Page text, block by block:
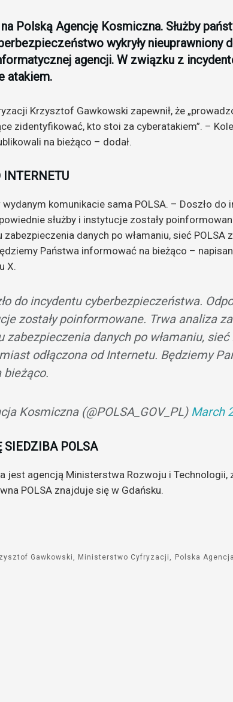
Polską Agencję Kosmiczna. Służby
wykryły nieuprawniony
agencji. W związku z
atakiem.
Krzysztof Gawkowski zapewnił, że
zidentyfikować, kto stoi za cyberatakiem”. –
na bieżąco – dodał.
INTERNETU
komunikacie sama POLSA. – Doszło do
służby i instytucje zostały
danych po włamaniu, sieć POLSA
Państwa informować na bieżąco –
X.
do incydentu cyberbezpieczeństwa.
zostały poinformowane. Trwa analiza
zabezpieczenia danych po włamaniu, sieć
odłączona od Internetu. Będziemy
bieżąco.
Kosmiczna (@POLSA_GOV_PL) March
SIEDZIBA POLSA
jest agencją Ministerstwa Rozwoju i Technologii,
POLSA znajduje się w Gdańsku.
Gawkowski Ministerstwo Cyfryzacji Polska